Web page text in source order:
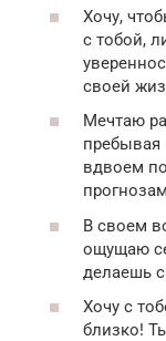
Хочу,
с тобой,
своей
Мечтаю
пребывая
вдвоем
В своем
ощущаю
делаешь
Хочу с
близко!